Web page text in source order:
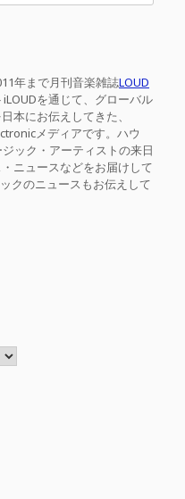
年まで月刊音楽雑誌LOUD
を通じて、グローバル
本にお伝えしてきた、
メディアです。ハウ
ック・アーティストの来日
ニュースなどをお届けして
クのニュースもお伝えして